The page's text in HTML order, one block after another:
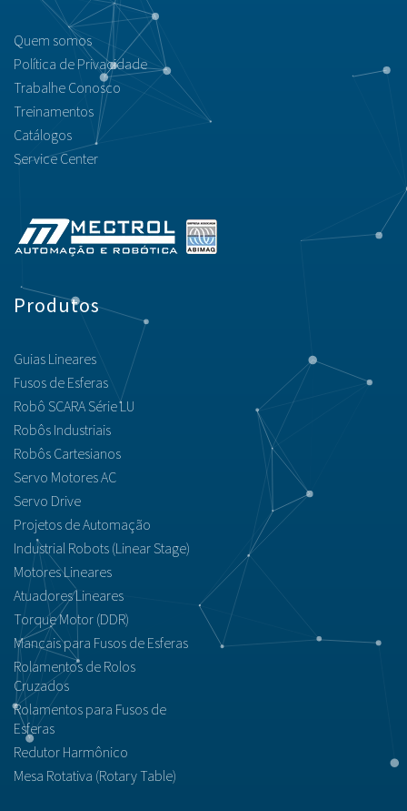
Quem somos
Política de Privacidade
Trabalhe Conosco
Treinamentos
Catálogos
Service Center
Produtos
Guias Lineares
Fusos de Esferas
Robô SCARA Série LU
Robôs Industriais
Robôs Cartesianos
Servo Motores AC
Servo Drive
Projetos de Automação
Industrial Robots (Linear Stage)
Motores Lineares
Atuadores Lineares
Torque Motor (DDR)
Mancais para Fusos de Esferas
Rolamentos de Rolos
Cruzados
Rolamentos para Fusos de
Esferas
Redutor Harmônico
Mesa Rotativa (Rotary Table)